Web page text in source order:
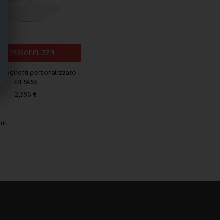
PERSONALIZZA
foglietti personalizzato -
FA-5655
2,596 €